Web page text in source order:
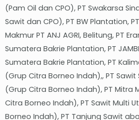
(Pam Oil dan CPO), PT Swakarsa
Sawit dan CPO), PT BW Plantation,
Makmur PT ANJ AGRI, Belitung, PT
Sumatera Bakrie Plantation, PT JAMBI
Sumatera Bakrie Plantation, PT
(Grup Citra Borneo Indah),, PT
(Grup Citra Borneo Indah), PT Mitra
Citra Borneo Indah), PT Sawit Multi
Borneo Indah), PT Tanjung Sawit